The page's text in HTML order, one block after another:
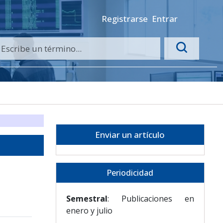
Registrarse Entrar
Enviar un artículo
Periodicidad
Semestral: Publicaciones en
enero y julio